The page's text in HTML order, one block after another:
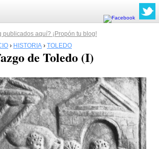
publicados aquí? ¡Propón tu blog!
› HISTORIA › TOLEDO
de Toledo (I)